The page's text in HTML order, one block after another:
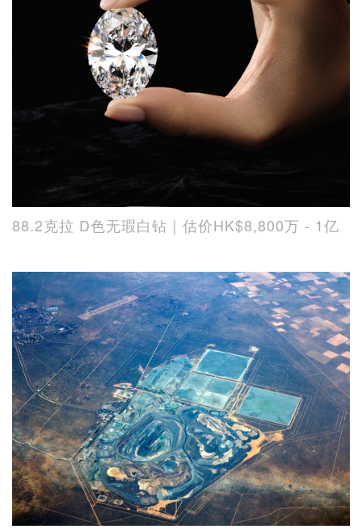
88.2克拉 D色无瑕白钻｜估价HK$8,800万 - 1亿